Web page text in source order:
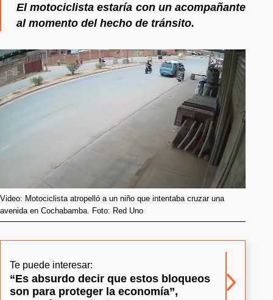
El motociclista estaría con un acompañante
al momento del hecho de tránsito.
Video: Motociclista atropelló a un niño que intentaba cruzar una
avenida en Cochabamba. Foto: Red Uno
Te puede interesar:
“Es absurdo decir que estos bloqueos
son para proteger la economía”,